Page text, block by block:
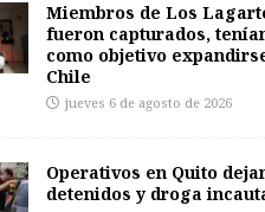
Miembros de Los
fueron capturados,
como objetivo
Chile
jueves 6 de agosto de 2026
Operativos en Quito
detenidos y droga